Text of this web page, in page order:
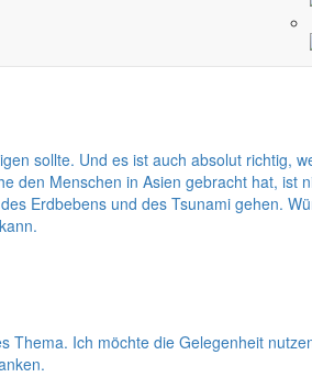
es, die Bürgermeister Thomas Knack
Entscheidungen
sollte. Und es ist auch absolut richtig,
Menschen in Asien gebracht hat, ist
Erdbebens und des Tsunami gehen.
Ich möchte die Gelegenheit